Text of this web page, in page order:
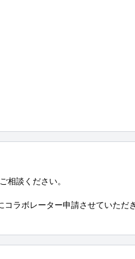
相談ください。
ラボレーター申請させていただき